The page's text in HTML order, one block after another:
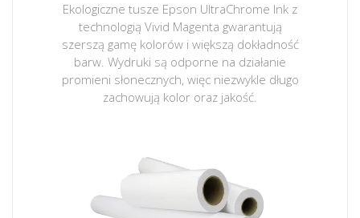
Ekologiczne tusze Epson UltraChrome Ink z
technologią Vivid Magenta gwarantują
szerszą gamę kolorów i większą dokładność
barw. Wydruki są odporne na działanie
promieni słonecznych, więc niezwykle długo
zachowują kolor oraz jakość.